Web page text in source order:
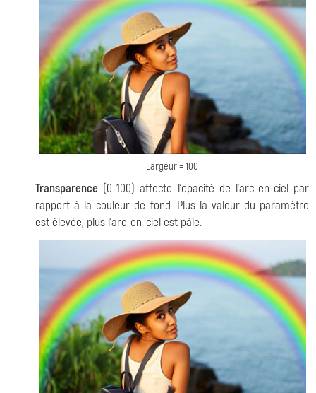
Largeur = 100
Transparence (0-100) affecte l'opacité de l'arc-en-ciel par
rapport à la couleur de fond. Plus la valeur du paramètre
est élevée, plus l'arc-en-ciel est pâle.